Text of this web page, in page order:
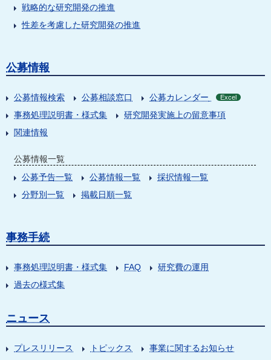
戦略的な研究開発の推進
性差を考慮した研究開発の推進
公募情報
公募情報検索 公募相談窓口 公募カレンダー Excel
事務処理説明書・様式集
研究開発実施上の留意事項
関連情報
公募情報一覧
公募予告一覧
公募情報一覧
採択情報一覧
分野別一覧
掲載日順一覧
事務手続
事務処理説明書・様式集 FAQ
研究費の運用
過去の様式集
ニュース
プレスリリース トピックス
事業に関するお知らせ